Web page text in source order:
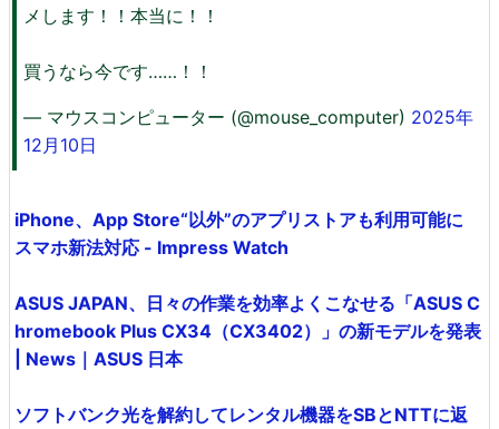
メします！！本当に！！
買うなら今です……！！
— マウスコンピューター (@mouse_computer) 2025年
12月10日
iPhone、App Store“以外”のアプリストアも利用可能に
スマホ新法対応 - Impress Watch
ASUS JAPAN、日々の作業を効率よくこなせる「ASUS C
hromebook Plus CX34（CX3402）」の新モデルを発表
| News｜ASUS 日本
ソフトバンク光を解約してレンタル機器をSBとNTTに返